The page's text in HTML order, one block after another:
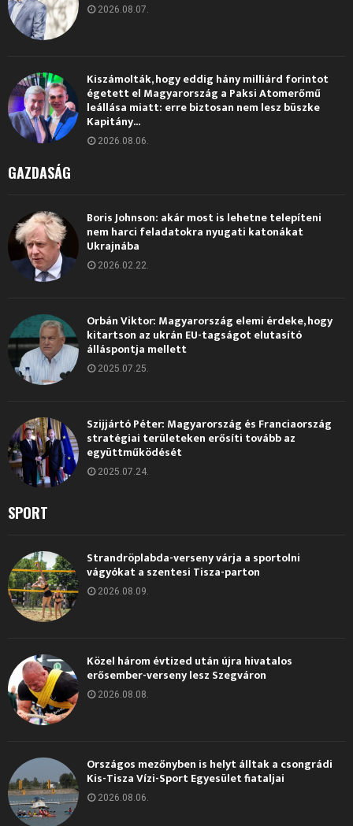
2026.08.07.
Kiszámolták, hogy eddig hány milliárd forintot
égetett el Magyarország a Paksi Atomerőmű
leállása miatt: erre biztosan nem lesz büszke
Kapitány...
2026.08.06.
GAZDASÁG
Boris Johnson: akár most is lehetne telepíteni
nem harci feladatokra nyugati katonákat
Ukrajnába
2026.02.22.
Orbán Viktor: Magyarország elemi érdeke, hogy
kitartson az ukrán EU-tagságot elutasító
álláspontja mellett
2025.07.25.
Szijjártó Péter: Magyarország és Franciaország
stratégiai területeken erősíti tovább az
együttműködését
2025.07.24.
SPORT
Strandröplabda-verseny várja a sportolni
vágyókat a szentesi Tisza-parton
2026.08.09.
Közel három évtized után újra hivatalos
erősember-verseny lesz Szegváron
2026.08.08.
Országos mezőnyben is helyt álltak a csongrádi
Kis-Tisza Vízi-Sport Egyesület fiataljai
2026.08.06.